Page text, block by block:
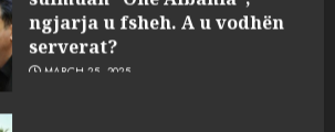
ngjarja u fsheh. A u vodhën
serverat?
MARCH 25, 2025